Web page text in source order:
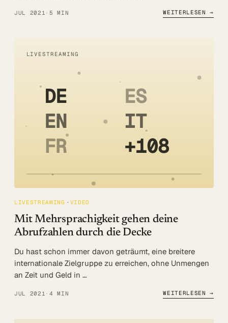
JUL 2021 · 5 MIN WEITERLESEN →
DE
EN
FR
ES
IT
+108
LIVESTREAMING
LIVESTREAMING VIDEO
Mit Mehrsprachigkeit gehen deine
Abrufzahlen durch die Decke
Du hast schon immer davon geträumt, eine breitere
internationale Zielgruppe zu erreichen, ohne Unmengen
an Zeit und Geld in …
JUL 2021 · 4 MIN WEITERLESEN →